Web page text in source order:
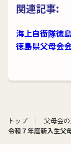
関連記事:
海上自衛隊徳
徳島県父母会
トップ 父母会
令和７年度新入生父